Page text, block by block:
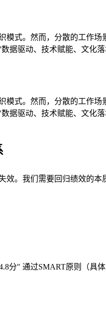
式。然而，分散的工作
据驱动、技术赋能、文化
式。然而，分散的工作
据驱动、技术赋能、文化
。我们需要回归绩效的
分" 通过SMART原则（具